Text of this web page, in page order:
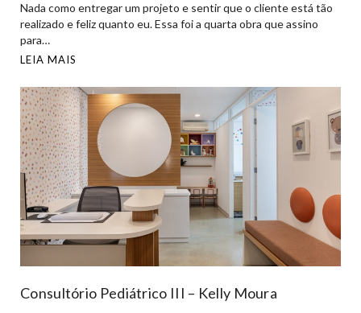
Nada como entregar um projeto e sentir que o cliente está tão
realizado e feliz quanto eu. Essa foi a quarta obra que assino
para…
LEIA MAIS
Consultório Pediátrico III – Kelly Moura